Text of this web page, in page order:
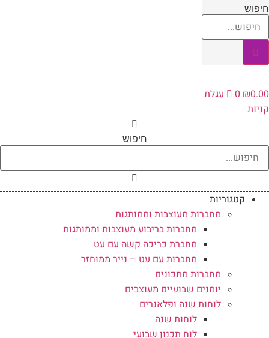
₪
0
עגלת
חיפוש
קטגוריות
מחברות מעוצבות וממותגות
מחברות בריבוע מעוצבות וממותגות
מחברת כריכה קשה עם עט
מחברות עם עט – נייר ממוחזר
מחברות מתכונים
יומנים שבועיים מעוצבים
לוחות שנה ופלאנרים
לוחות שנה
לוח תכנון שבועי